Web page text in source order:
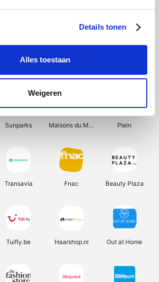
Details tonen
Alles toestaan
Weigeren
Bergfreunde Pazzox Smartwatchbanden
Sunparks Maisons du Monde Plein
Transavia Fnac Beauty Plaza
Tuifly.be Haarshop.nl Out at Home